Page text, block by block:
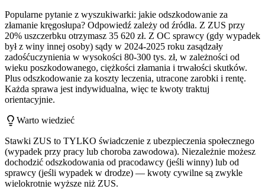
Popularne pytanie z wyszukiwarki: jakie odszkodowanie za
złamanie kręgosłupa? Odpowiedź zależy od źródła. Z ZUS przy
20% uszczerbku otrzymasz 35 620 zł. Z OC sprawcy (gdy wypadek
był z winy innej osoby) sądy w 2024-2025 roku zasądzały
zadośćuczynienia w wysokości 80-300 tys. zł, w zależności od
wieku poszkodowanego, ciężkości złamania i trwałości skutków.
Plus odszkodowanie za koszty leczenia, utracone zarobki i rentę.
Każda sprawa jest indywidualna, więc te kwoty traktuj
orientacyjnie.
Warto wiedzieć
Stawki ZUS to TYLKO świadczenie z ubezpieczenia społecznego
(wypadek przy pracy lub choroba zawodowa). Niezależnie możesz
dochodzić odszkodowania od pracodawcy (jeśli winny) lub od
sprawcy (jeśli wypadek w drodze) — kwoty cywilne są zwykle
wielokrotnie wyższe niż ZUS.